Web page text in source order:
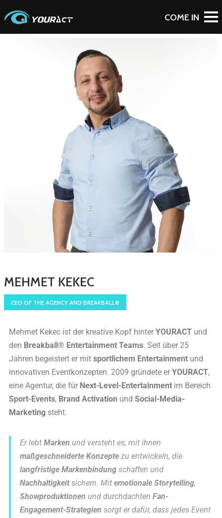
MEHMET KEKEC
CEO OF THE AGENCY AND BREAKBALL®
Mehmet Kekec ist der kreative Kopf hinter YOURACT und
den Breakball® Entertainment Teams. Seit über 25
Jahren begeistert er mit sportlichem Entertainment und
innovativen Eventkonzepten. 2009 gründete er YOURACT,
eine Agentur, die für Next-Level-Entertainment im Bereich
Sport-Events, Brand Activation und Social-Media-
Marketing steht.
Er lebt Marken und versteht es, mit ihnen
maßgeschneiderte Konzepte zu entwickeln, die
langfristige Markenbindung schaffen und
Nachhaltigkeitsichern. Mit emotionale Storytelling,
Showproduktionen und durchdachten Fan-
Engagement-Strategien sorgt er dafür, dass jedes Event